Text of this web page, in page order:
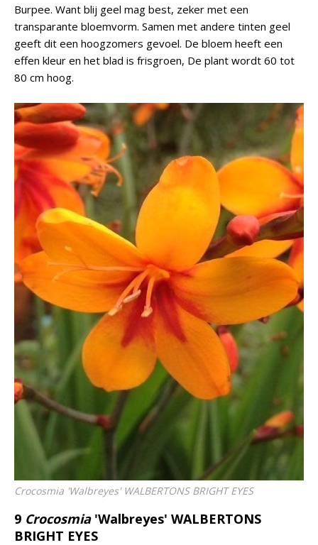
Burpee. Want blij geel mag best, zeker met een
transparante bloemvorm. Samen met andere tinten geel
geeft dit een hoogzomers gevoel. De bloem heeft een
effen kleur en het blad is frisgroen, De plant wordt 60 tot
80 cm hoog.
Crocosmia 'Walbreyes' WALBERTONS BRIGHT EYES
9 Crocosmia'Walbreyes' WALBERTONS
BRIGHT EYES